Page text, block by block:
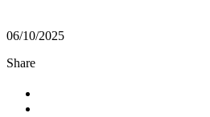
06/10/2025
Share